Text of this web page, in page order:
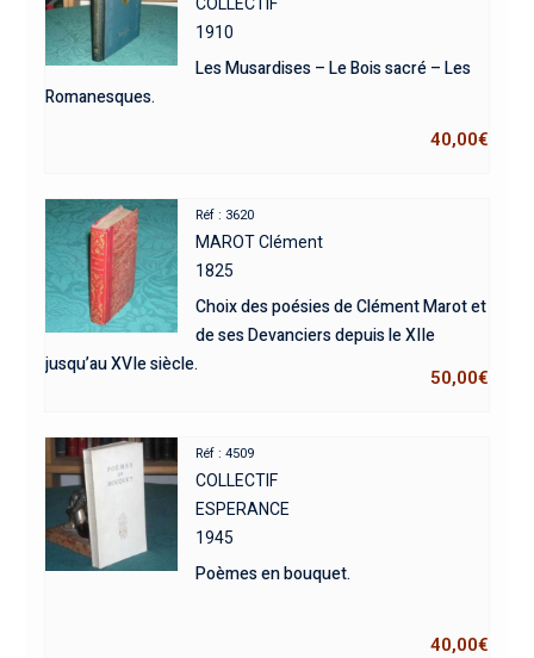
COLLECTIF
1910
Les Musardises – Le Bois sacré – Les
Romanesques.
40,00€
Réf : 3620
MAROT Clément
1825
Choix des poésies de Clément Marot et
de ses Devanciers depuis le XIIe
jusqu’au XVIe siècle.
50,00€
Réf : 4509
COLLECTIF
ESPERANCE
1945
Poèmes en bouquet.
40,00€